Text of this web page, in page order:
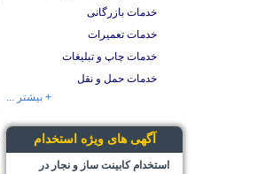
خدمات بازرگانی
خدمات تعمیرات
خدمات چاپ و تبلیغات
خدمات حمل و نقل
+ بیشتر ...
آگهی های ویژه استخدام
استخدام کابینت ساز و نجار در